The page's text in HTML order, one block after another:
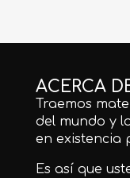
ACERCA
Traemos
del mundo y
en existencia
Es así que